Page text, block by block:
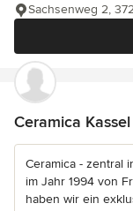
Sachsenweg 2,
Ceramica Kassel
Ceramica - zentral
im Jahr 1994 von
haben wir ein